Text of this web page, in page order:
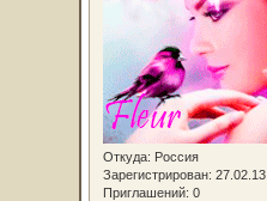
Откуда: Россия
Зарегистрирован: 27.02.13
Приглашений: 0